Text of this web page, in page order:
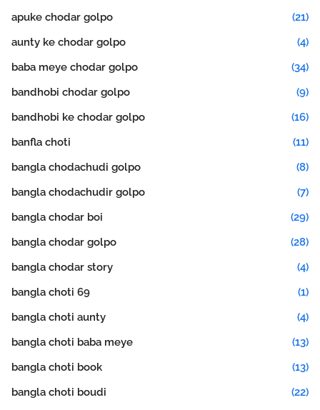
apuke chodar golpo
(21)
aunty ke chodar golpo
(4)
baba meye chodar golpo
(34)
bandhobi chodar golpo
(9)
bandhobi ke chodar golpo
(16)
banfla choti
(11)
bangla chodachudi golpo
(8)
bangla chodachudir golpo
(7)
bangla chodar boi
(29)
bangla chodar golpo
(28)
bangla chodar story
(4)
bangla choti 69
(1)
bangla choti aunty
(4)
bangla choti baba meye
(13)
bangla choti book
(13)
bangla choti boudi
(22)